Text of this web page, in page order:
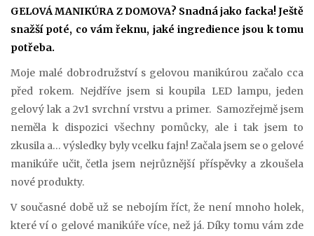
GELOVÁ MANIKÚRA Z DOMOVA? Snadná jako facka! Ještě
snažší poté, co vám řeknu, jaké ingredience jsou k tomu
potřeba.
Moje malé dobrodružství s gelovou manikúrou začalo cca
před rokem. Nejdříve jsem si koupila LED lampu, jeden
gelový lak a 2v1 svrchní vrstvu a primer. Samozřejmě jsem
neměla k dispozici všechny pomůcky, ale i tak jsem to
zkusila a… výsledky byly vcelku fajn! Začala jsem se o gelové
manikúře učit, četla jsem nejrůznější příspěvky a zkoušela
nové produkty.
V současné době už se nebojím říct, že není mnoho holek,
které ví o gelové manikúře více, než já. Díky tomu vám zde